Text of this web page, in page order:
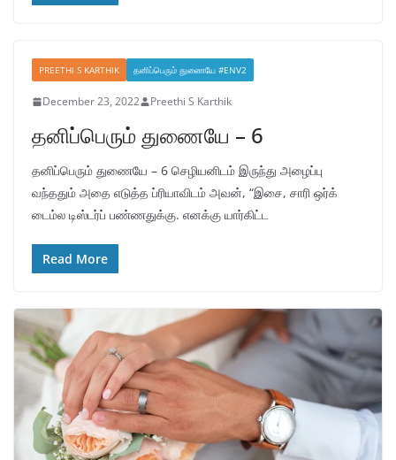
PREETHI S KARTHIK தனிப்பெரும் துணையே #ENV2
December 23, 2022 Preethi S Karthik
தனிப்பெரும் துணையே – 6
தனிப்பெரும் துணையே – 6 செழியனிடம் இருந்து அழைப்பு
வந்ததும் அதை எடுத்த ப்ரியாவிடம் அவன், “இசை, சாரி ஒர்க்
டைம்ல டிஸ்டர்ப் பண்ணதுக்கு. எனக்கு யார்கிட்ட
Read More